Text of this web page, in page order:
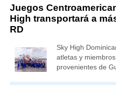
Juegos
High transportará a
RD
Sky High
atletas y
provenientes de